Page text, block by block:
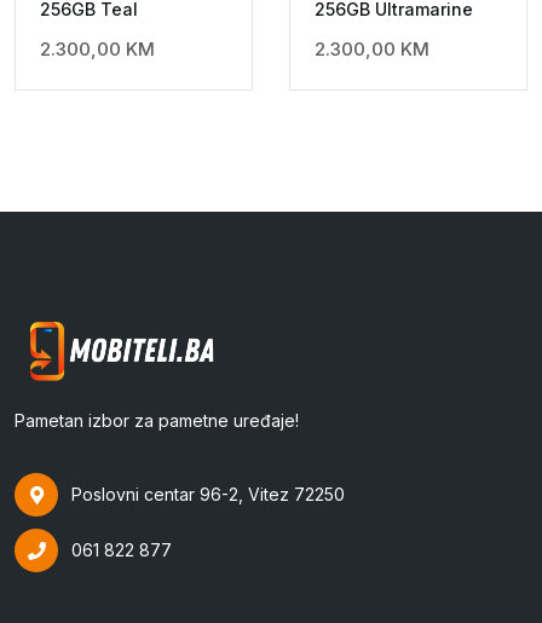
256GB Teal
2.300,00 KM
256GB Ultramarine
2.300,00 KM
Pametan izbor za pametne uređaje!
Poslovni centar 96-2, Vitez 72250
061 822 877